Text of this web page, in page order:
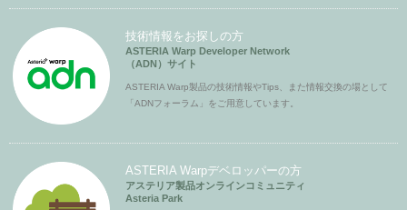
技術情報をお探しの方
ASTERIA Warp Developer Network
（ADN）サイト
ASTERIA Warp製品の技術情報やTips、また情報交換の場として
「ADNフォーラム」をご用意しています。
ASTERIA Warpデベロッパーの方
アステリア製品オンラインコミュニティ
Asteria Park